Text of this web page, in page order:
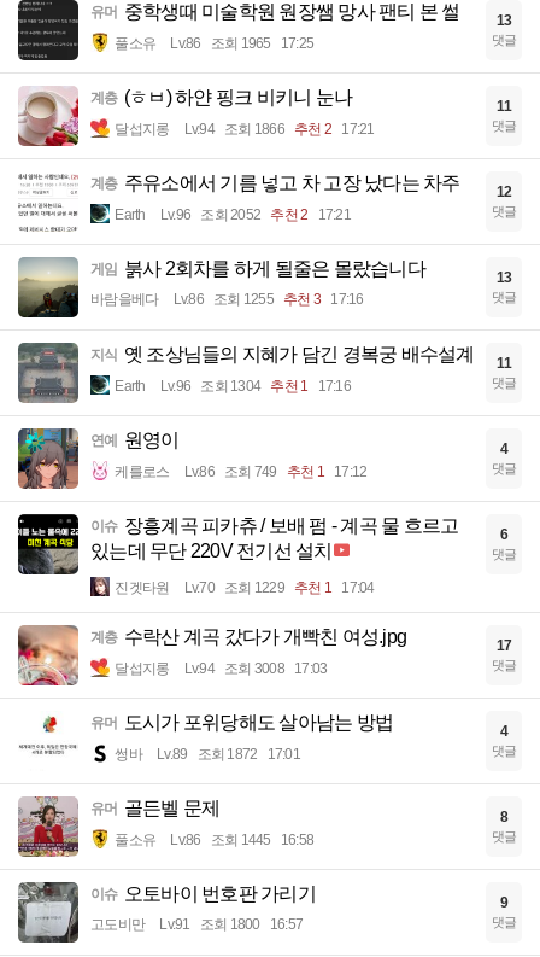
유머 중학생때 미술학원 원장쌤 망사 팬티 본 썰
풀소유 Lv.86 조회 1965 17:25
13
댓글
계층 (ㅎㅂ) 하얀 핑크 비키니 눈나
달섭지롱 Lv.94 조회 1866 추천 2 17:21
11
댓글
계층 주유소에서 기름 넣고 차 고장 났다는 차주
Earth Lv.96 조회 2052 추천 2 17:21
12
댓글
게임 붉사 2회차를 하게 될줄은 몰랐습니다
바람을베다 Lv.86 조회 1255 추천 3 17:16
13
댓글
지식 옛 조상님들의 지혜가 담긴 경복궁 배수설계
Earth Lv.96 조회 1304 추천 1 17:16
11
댓글
연예 원영이
케를로스 Lv.86 조회 749 추천 1 17:12
4
댓글
이슈 장흥계곡 피카츄 / 보배 펌 - 계곡 물 흐르고
있는데 무단 220V 전기선 설치
진겟타원 Lv.70 조회 1229 추천 1 17:04
6
댓글
계층 수락산 계곡 갔다가 개빡친 여성.jpg
달섭지롱 Lv.94 조회 3008 17:03
17
댓글
유머 도시가 포위당해도 살아남는 방법
썽바 Lv.89 조회 1872 17:01
4
댓글
유머 골든벨 문제
풀소유 Lv.86 조회 1445 16:58
8
댓글
이슈 오토바이 번호판 가리기
고도비만 Lv.91 조회 1800 16:57
9
댓글